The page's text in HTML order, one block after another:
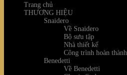
Trang chủ
THƯƠNG HIỆU
Snaidero
Về Snaidero
Bộ sưu tập
Nhà thiết kế
Công trình hoàn thành
Benedetti
Về Benedetti